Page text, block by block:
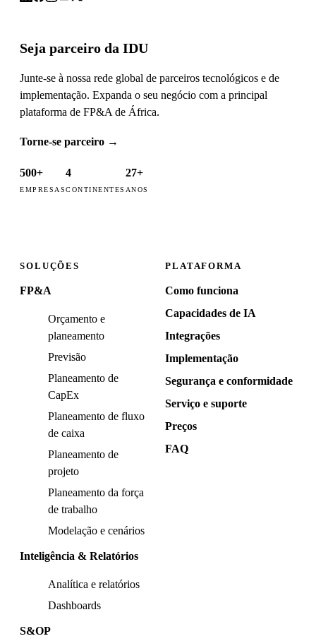
Seja parceiro da IDU
Junte-se à nossa rede global de parceiros tecnológicos e de
implementação. Expanda o seu negócio com a principal
plataforma de FP&A de África.
Torne-se parceiro →
500+
EMPRESAS
4
CONTINENTES
27+
ANOS
SOLUÇÕES
FP&A
Orçamento e
planeamento
Previsão
Planeamento de
CapEx
Planeamento de fluxo
de caixa
Planeamento de
projeto
Planeamento da força
de trabalho
Modelação e cenários
Inteligência & Relatórios
Analítica e relatórios
Dashboards
S&OP
PLATAFORMA
Como funciona
Capacidades de IA
Integrações
Implementação
Segurança e conformidade
Serviço e suporte
Preços
FAQ